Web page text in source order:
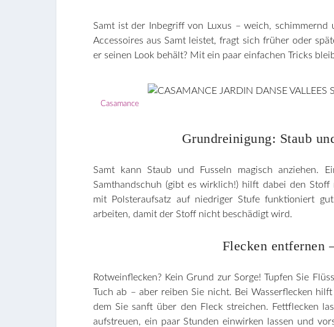
Samt ist der Inbegriff von Luxus – weich,
Accessoires aus Samt leistet, fragt sich früher oder
er seinen Look behält? Mit ein paar einfachen Tricks
Casamance
Grundreinigung: Staub
Samt kann Staub und Fusseln magisch anziehen.
Samthandschuh (gibt es wirklich!) hilft dabei den Stoff
mit Polsteraufsatz auf niedriger Stufe funktioniert
arbeiten, damit der Stoff nicht beschädigt wird.
Flecken entfernen
Rotweinflecken? Kein Grund zur Sorge! Tupfen Sie
Tuch ab – aber reiben Sie nicht. Bei Wasserflecken
dem Sie sanft über den Fleck streichen. Fettflecken
aufstreuen, ein paar Stunden einwirken lassen und